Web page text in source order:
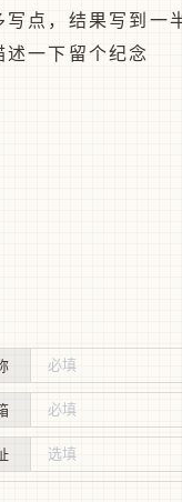
写点，结果写到一
述一下留个纪念